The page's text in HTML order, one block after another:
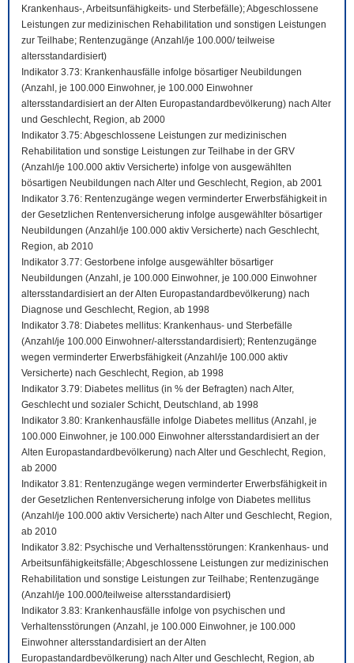
Krankenhaus-, Arbeitsunfähigkeits- und Sterbefälle); Abgeschlossene
Leistungen zur medizinischen Rehabilitation und sonstigen Leistungen
zur Teilhabe; Rentenzugänge (Anzahl/je 100.000/ teilweise
altersstandardisiert)
Indikator 3.73: Krankenhausfälle infolge bösartiger Neubildungen
(Anzahl, je 100.000 Einwohner, je 100.000 Einwohner
altersstandardisiert an der Alten Europastandardbevölkerung) nach Alter
und Geschlecht, Region, ab 2000
Indikator 3.75: Abgeschlossene Leistungen zur medizinischen
Rehabilitation und sonstige Leistungen zur Teilhabe in der GRV
(Anzahl/je 100.000 aktiv Versicherte) infolge von ausgewählten
bösartigen Neubildungen nach Alter und Geschlecht, Region, ab 2001
Indikator 3.76: Rentenzugänge wegen verminderter Erwerbsfähigkeit in
der Gesetzlichen Rentenversicherung infolge ausgewählter bösartiger
Neubildungen (Anzahl/je 100.000 aktiv Versicherte) nach Geschlecht,
Region, ab 2010
Indikator 3.77: Gestorbene infolge ausgewählter bösartiger
Neubildungen (Anzahl, je 100.000 Einwohner, je 100.000 Einwohner
altersstandardisiert an der Alten Europastandardbevölkerung) nach
Diagnose und Geschlecht, Region, ab 1998
Indikator 3.78: Diabetes mellitus: Krankenhaus- und Sterbefälle
(Anzahl/je 100.000 Einwohner/-altersstandardisiert); Rentenzugänge
wegen verminderter Erwerbsfähigkeit (Anzahl/je 100.000 aktiv
Versicherte) nach Geschlecht, Region, ab 1998
Indikator 3.79: Diabetes mellitus (in % der Befragten) nach Alter,
Geschlecht und sozialer Schicht, Deutschland, ab 1998
Indikator 3.80: Krankenhausfälle infolge Diabetes mellitus (Anzahl, je
100.000 Einwohner, je 100.000 Einwohner altersstandardisiert an der
Alten Europastandardbevölkerung) nach Alter und Geschlecht, Region,
ab 2000
Indikator 3.81: Rentenzugänge wegen verminderter Erwerbsfähigkeit in
der Gesetzlichen Rentenversicherung infolge von Diabetes mellitus
(Anzahl/je 100.000 aktiv Versicherte) nach Alter und Geschlecht, Region,
ab 2010
Indikator 3.82: Psychische und Verhaltensstörungen: Krankenhaus- und
Arbeitsunfähigkeitsfälle; Abgeschlossene Leistungen zur medizinischen
Rehabilitation und sonstige Leistungen zur Teilhabe; Rentenzugänge
(Anzahl/je 100.000/teilweise altersstandardisiert)
Indikator 3.83: Krankenhausfälle infolge von psychischen und
Verhaltensstörungen (Anzahl, je 100.000 Einwohner, je 100.000
Einwohner altersstandardisiert an der Alten
Europastandardbevölkerung) nach Alter und Geschlecht, Region, ab